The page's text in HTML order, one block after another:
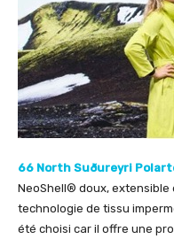
66 North Suðureyri
NeoShell® doux,
technologie de tissu
été choisi car il offre une